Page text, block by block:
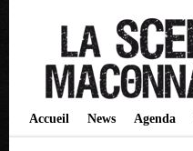
Accueil News Agenda